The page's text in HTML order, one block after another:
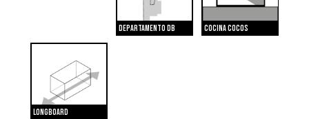
Departamento DB Cocina Cocos
Longboard